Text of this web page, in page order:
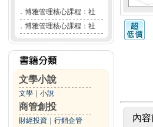
． 博雅管理核心課程：社
． 博雅管理核心課程：社
文學小說
文學 小說
商管創投
財經投資 行銷企管 內